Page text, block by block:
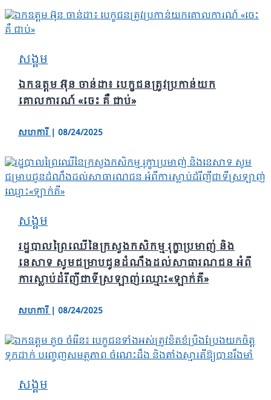
សង្គម
ឯកឧត្ដម អ៊ុន ចាន់ដា៖ បេក្ខជនត្រូវប្រកាន់យក
គោលការណ៍ «ចេះ គឺ ជាប់»
សហការី| 08/24/2025
សង្គម
រដ្ឋបាលព្រៃឈើនៃក្រសួងកសិកម្ម រុក្ខាប្រមាញ់ និង
នេសាទ សូមជម្រាបជូនដំណឹងដល់សាធារណជន អំពី
ការស្លាប់ដំរីញីជាទីស្រឡាញ់ឈ្មោះ«ឡាក់គី»
សហការី| 08/24/2025
សង្គម